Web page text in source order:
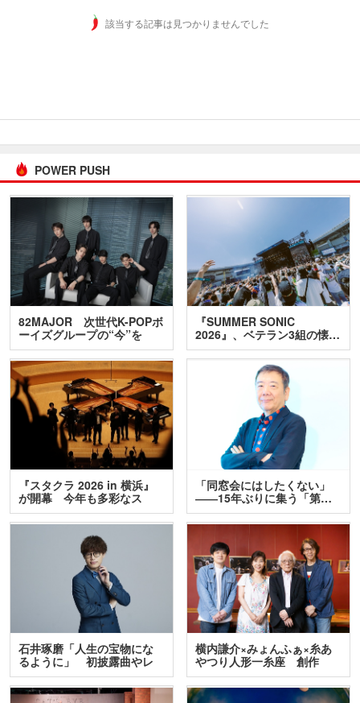
該当する記事は見つかりませんでした
POWER PUSH
82MAJOR 次世代K-POPボ
ーイズグループの“今”を
訊…
『SUMMER SONIC
2026』、ベテラン3組の懐…
『スタクラ 2026 in 横浜』
が開幕 今年も多彩なス
テ…
「同窓会にはしたくない」
――15年ぶりに集う「第…
石井琢磨「人生の宝物にな
るように」 初披露曲やレ
ア…
横内謙介×みょんふぁ×糸あ
やつり人形一糸座 創作
人…